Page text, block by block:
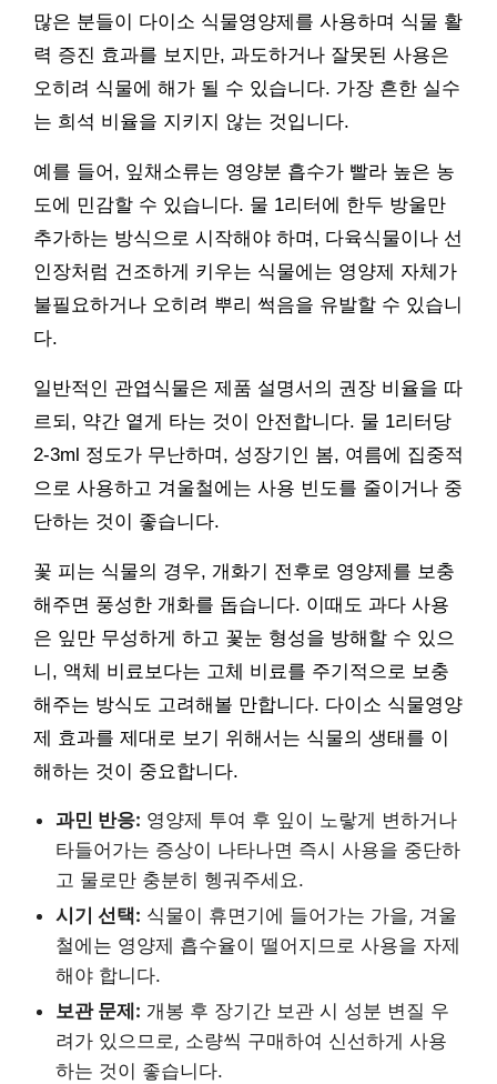
많은 분들이 다이소 식물영양제를 사용하며 식물 활
력 증진 효과를 보지만, 과도하거나 잘못된 사용은
오히려 식물에 해가 될 수 있습니다. 가장 흔한 실수
는 희석 비율을 지키지 않는 것입니다.
예를 들어, 잎채소류는 영양분 흡수가 빨라 높은 농
도에 민감할 수 있습니다. 물 1리터에 한두 방울만
추가하는 방식으로 시작해야 하며, 다육식물이나 선
인장처럼 건조하게 키우는 식물에는 영양제 자체가
불필요하거나 오히려 뿌리 썩음을 유발할 수 있습니
다.
일반적인 관엽식물은 제품 설명서의 권장 비율을 따
르되, 약간 옅게 타는 것이 안전합니다. 물 1리터당
2-3ml 정도가 무난하며, 성장기인 봄, 여름에 집중적
으로 사용하고 겨울철에는 사용 빈도를 줄이거나 중
단하는 것이 좋습니다.
꽃 피는 식물의 경우, 개화기 전후로 영양제를 보충
해주면 풍성한 개화를 돕습니다. 이때도 과다 사용
은 잎만 무성하게 하고 꽃눈 형성을 방해할 수 있으
니, 액체 비료보다는 고체 비료를 주기적으로 보충
해주는 방식도 고려해볼 만합니다. 다이소 식물영양
제 효과를 제대로 보기 위해서는 식물의 생태를 이
해하는 것이 중요합니다.
과민 반응: 영양제 투여 후 잎이 노랗게 변하거나
타들어가는 증상이 나타나면 즉시 사용을 중단하
고 물로만 충분히 헹궈주세요.
시기 선택: 식물이 휴면기에 들어가는 가을, 겨울
철에는 영양제 흡수율이 떨어지므로 사용을 자제
해야 합니다.
보관 문제: 개봉 후 장기간 보관 시 성분 변질 우
려가 있으므로, 소량씩 구매하여 신선하게 사용
하는 것이 좋습니다.